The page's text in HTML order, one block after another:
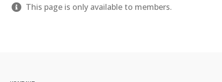
This page is only available to members.